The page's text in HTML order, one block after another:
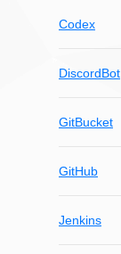
Codex
DiscordBot
GitBucket
GitHub
Jenkins